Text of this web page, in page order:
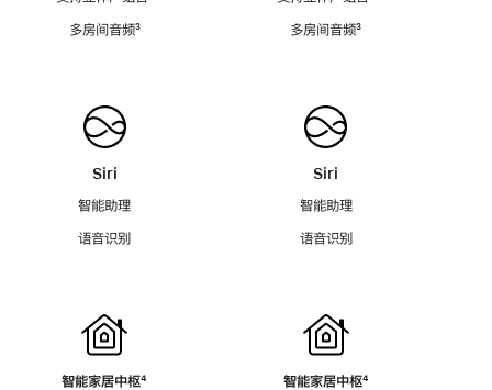
多房间音频脚
³
Siri
智能助理
语音识别
智能家居中枢脚
⁴
多房间音频脚
³
Siri
智能助理
语音识别
智能家居中枢脚
⁴